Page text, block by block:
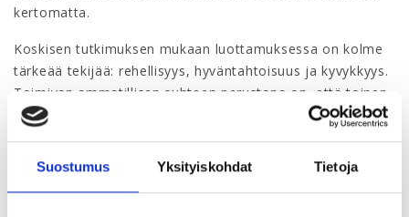
Suostumus Yksityiskohdat Tietoja
kertomatta.
Koskisen tutkimuksen mukaan luottamuksessa on kolme
tärkeää tekijää: rehellisyys, hyväntahtoisuus ja kyvykkyys.
Toimivan ammatillisen suhteen perustana on, että toinen
on kykeneväinen tehtävänsä hoitamiseen, ei yritä viilata
menestyä tehtävässään.